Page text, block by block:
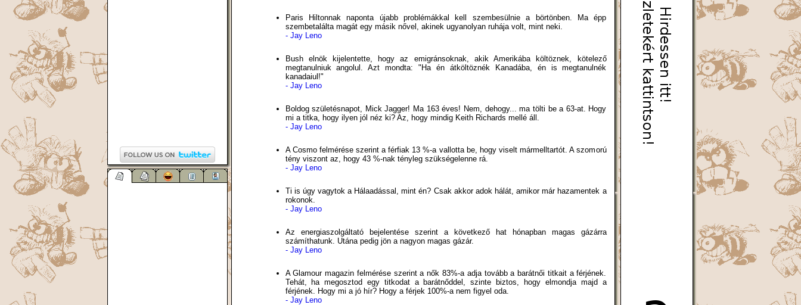
Paris Hiltonnak naponta újabb problémákkal kell szembesülnie a börtönben. Ma épp
szembetalálta magát egy másik nővel, akinek ugyanolyan ruhája volt, mint neki.
- Jay Leno
Bush elnök kijelentette, hogy az emigránsoknak, akik Amerikába költöznek, kötelező
megtanulniuk angolul. Azt mondta: "Ha én átköltöznék Kanadába, én is megtanulnék
kanadaiul!"
- Jay Leno
Boldog születésnapot, Mick Jagger! Ma 163 éves! Nem, dehogy... ma tölti be a 63-at. Hogy
mi a titka, hogy ilyen jól néz ki? Az, hogy mindig Keith Richards mellé áll.
- Jay Leno
A Cosmo felmérése szerint a férfiak 13 %-a vallotta be, hogy viselt mármelltartót. A szomorú
tény viszont az, hogy 43 %-nak tényleg szükségelenne rá.
- Jay Leno
Ti is úgy vagytok a Hálaadással, mint én? Csak akkor adok hálát, amikor már hazamentek a
rokonok.
- Jay Leno
Az energiaszolgáltató bejelentése szerint a következő hat hónapban magas gázárra
számíthatunk. Utána pedig jön a nagyon magas gázár.
- Jay Leno
A Glamour magazin felmérése szerint a nők 83%-a adja tovább a barátnői titkait a férjének.
Tehát, ha megosztod egy titkodat a barátnőddel, szinte biztos, hogy elmondja majd a
férjének. Hogy mi a jó hír? Hogy a férjek 100%-a nem figyel oda.
- Jay Leno